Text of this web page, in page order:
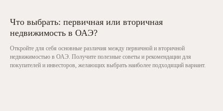
Что выбрать: первичная или вторичная
недвижимость в ОАЭ?
Откройте для себя основные различия между первичной и вторичной
недвижимостью в ОАЭ. Получите полезные советы и рекомендации для
покупателей и инвесторов, желающих выбрать наиболее подходящий вариант.